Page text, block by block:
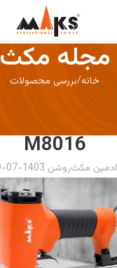
مجله مکث
خانه بررسی محصولات
M8016
ادمین مکثروشن 1403-07-19